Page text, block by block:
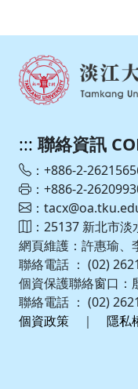
::: 聯絡資訊
：+886-2-
：+886-2-
：
：25137 新北市
網頁維護：許惠瑜、
聯絡電話 ： (02)
個資保護聯絡窗口：
聯絡電話 ： (02)
個資政策 ｜ 隱私